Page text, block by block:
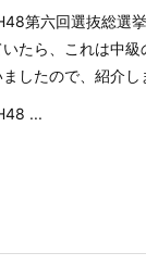
第六回選抜総選
たら、これは中
ましたので、紹介し
...